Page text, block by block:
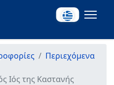
Περιεχόμενα
Ιός της Καστανής